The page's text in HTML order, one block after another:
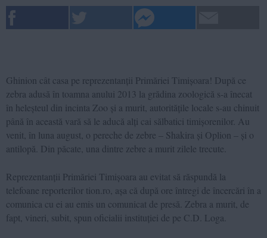
Ghinion cât casa pe reprezentanții Primăriei Timișoara! După ce
zebra adusă în toamna anului 2013 la grădina zoologică s-a înecat
în heleșteul din incinta Zoo și a murit, autoritățile locale s-au chinuit
până în această vară să le aducă alți cai sălbatici timișorenilor. Au
venit, în luna august, o pereche de zebre – Shakira și Oplion – și o
antilopă. Din păcate, una dintre zebre a murit zilele trecute.
Reprezentanții Primăriei Timișoara au evitat să răspundă la
telefoane reporterilor tion.ro, așa că după ore întregi de încercări în a
comunica cu ei au emis un comunicat de presă. Zebra a murit, de
fapt, vineri, subit, spun oficialii instituției de pe C.D. Loga.